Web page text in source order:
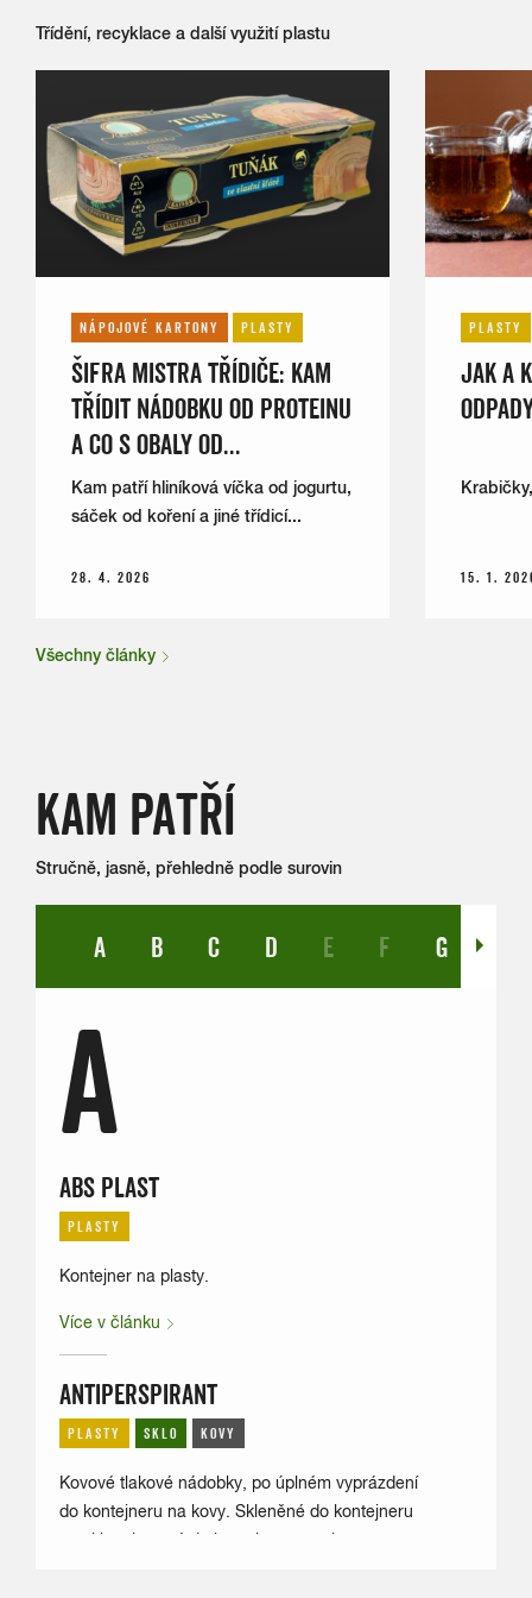
Třídění, recyklace a další využití plastu
NÁPOJOVÉ KARTONY PLASTY
ŠIFRA MISTRA TŘÍDIČE: KAM
TŘÍDIT NÁDOBKU OD PROTEINU
A CO S OBALY OD...
Kam patří hliníková víčka od jogurtu,
sáček od koření a jiné třídicí...
28. 4. 2026
PLASTY
JAK A
15. 1.
Všechny články
KAM PATŘÍ
Stručně, jasně, přehledně podle surovin
A B C D E F G
A
ABS PLAST
PLASTY
Kontejner na plasty.
Více v článku
ANTIPERSPIRANT
PLASTY SKLO KOVY
Kovové tlakové nádobky, po úplném vyprázdení
do kontejneru na kovy. Skleněné do kontejneru
na sklo, plastové do kontejneru na plasty.